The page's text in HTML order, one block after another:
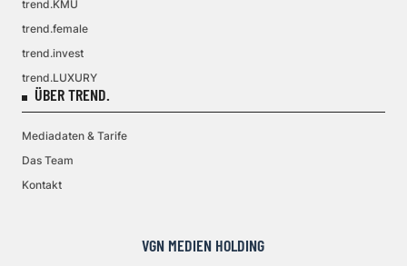
trend.KMU
trend.female
trend.invest
trend.LUXURY
ÜBER TREND.
Mediadaten & Tarife
Das Team
Kontakt
VGN MEDIEN HOLDING